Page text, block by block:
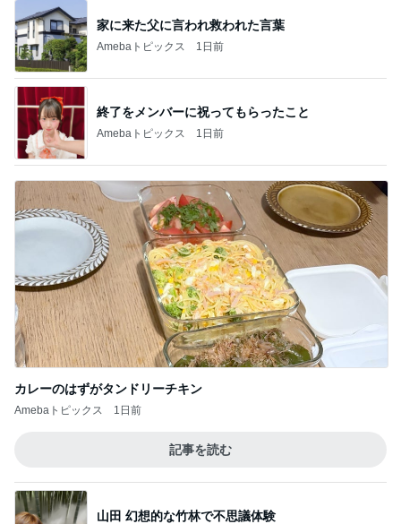
家に来た父に言われ救われた言葉
Amebaトピックス 1日前
終了をメンバーに祝ってもらったこと
Amebaトピックス 1日前
カレーのはずがタンドリーチキン
Amebaトピックス 1日前
記事を読む
山田 幻想的な竹林で不思議体験